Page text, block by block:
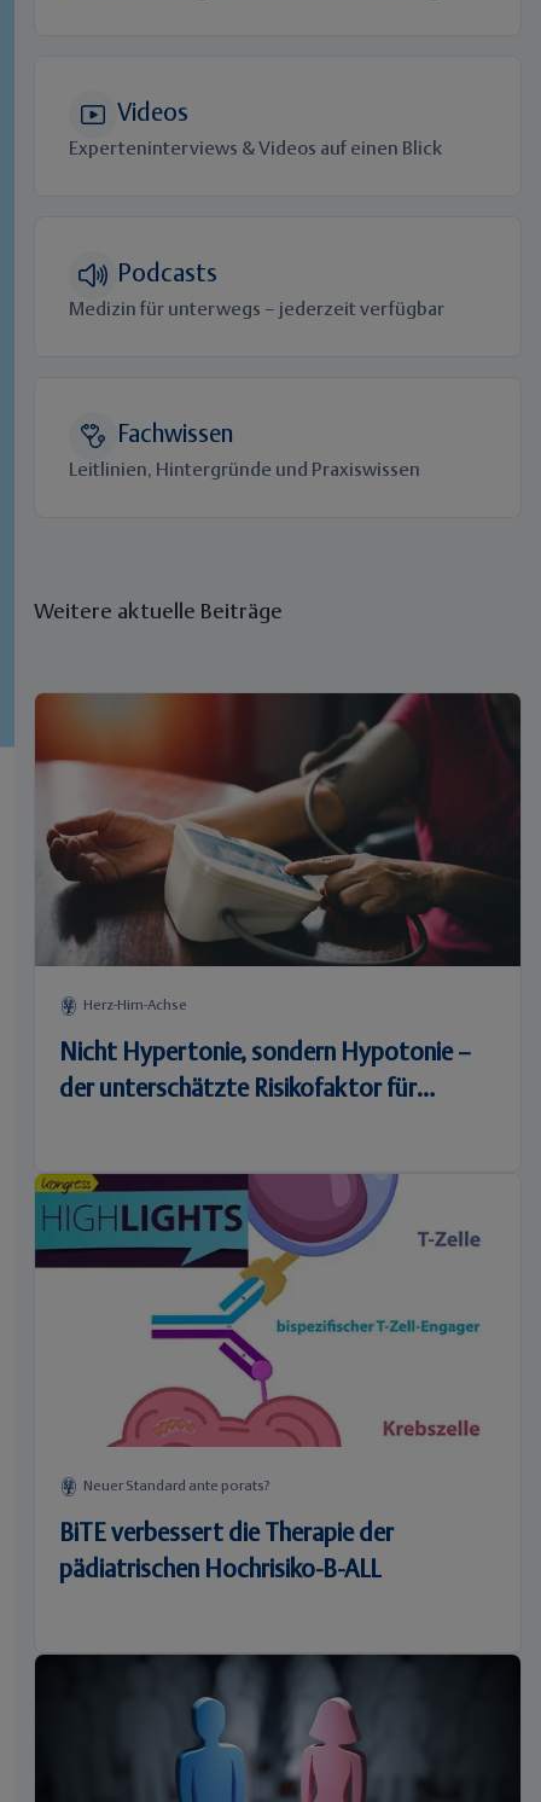
Videos
Experteninterviews & Videos auf einen Blick
Podcasts
Medizin für unterwegs – jederzeit verfügbar
Fachwissen
Leitlinien, Hintergründe und Praxiswissen
Weitere aktuelle Beiträge
Herz-Hirn-Achse
Nicht Hypertonie, sondern Hypotonie –
der unterschätzte Risikofaktor für
Neuer Standard ante porats?
BiTE verbessert die Therapie der
pädiatrischen Hochrisiko-B-ALL